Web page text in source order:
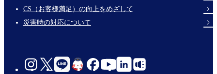
CS（お客様満足）の向上をめざして
災害時の対応について
social-